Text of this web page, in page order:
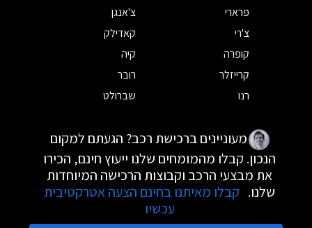
פרארי
צ'אנגן
צ'רי
קאדילק
קופרה
קיה
קרייזלר
רובר
רנו
שברולט
מעוניינים ברכישת רכב? הגעתם למקום
הנכון. קבלו מהמומחים שלנו ייעוץ חינם, הכירו
את מבצעי הרכב וקבוצות הרכישה המיוחדות
שלנו. קבלו מאיתנו בחינם הצעה אטרקטיבית
עכשיו